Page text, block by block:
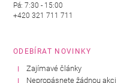
Pá: 7:30 - 15:00
+420 321 711 711
ODEBÍRAT NOVINKY
Zajímavé články
Nepropásnete žádnou akci